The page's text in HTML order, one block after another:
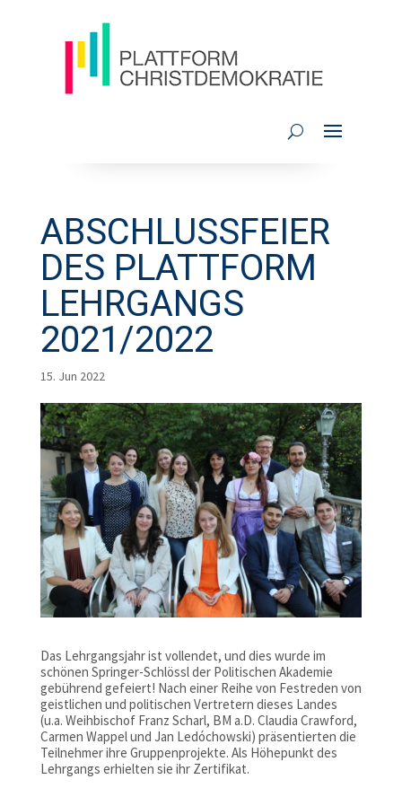
ABSCHLUSSFEIER
DES PLATTFORM
LEHRGANGS
2021/2022
15. Jun 2022
Das Lehrgangsjahr ist vollendet, und dies wurde im
schönen Springer-Schlössl der Politischen Akademie
gebührend gefeiert! Nach einer Reihe von Festreden von
geistlichen und politischen Vertretern dieses Landes
(u.a. Weihbischof Franz Scharl, BM a.D. Claudia Crawford,
Carmen Wappel und Jan Ledóchowski) präsentierten die
Teilnehmer ihre Gruppenprojekte. Als Höhepunkt des
Lehrgangs erhielten sie ihr Zertifikat.